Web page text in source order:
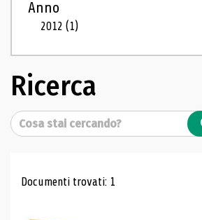
Anno
2012(1)
Ricerca
Cerca
Risultati di ricerca
Documenti trovati: 1